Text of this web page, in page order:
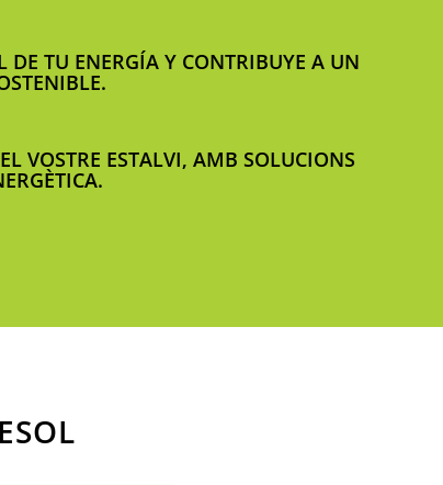
DE TU ENERGÍA Y CONTRIBUYE A UN
VOSTRE ESTALVI, AMB SOLUCIONS